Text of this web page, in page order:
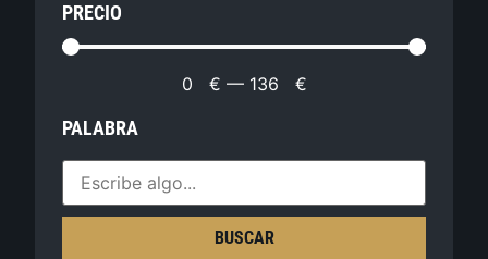
PRECIO
0 € — 136 €
PALABRA
BUSCAR